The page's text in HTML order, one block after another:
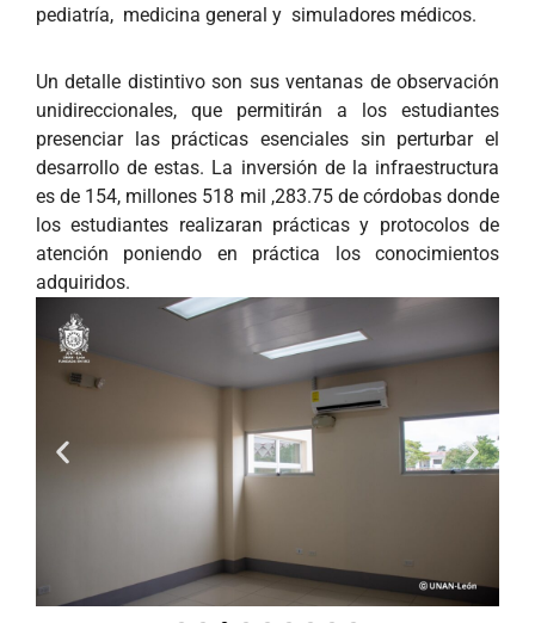
pediatría, medicina general y simuladores médicos.
Un detalle distintivo son sus ventanas de observación
unidireccionales, que permitirán a los estudiantes
presenciar las prácticas esenciales sin perturbar el
desarrollo de estas. La inversión de la infraestructura
es de 154, millones 518 mil ,283.75 de córdobas donde
los estudiantes realizaran prácticas y protocolos de
atención poniendo en práctica los conocimientos
adquiridos.